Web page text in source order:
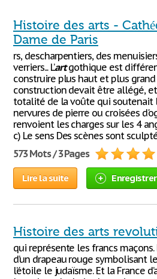
Histoire des arts -
Dame de Paris
rs, descharpentiers, des
verriers... L’artgothique est
construire plus haut et plus
construction devait être allégé,
totalité de la voûte qui soutenait
nervures de pierre ou croisées
renvoient les charges sur les 4
c) Le sens Des scènes sont
573 Mots / 3 Pages
Lire la suite Enregistrer
Histoire des arts
qui représente les francs
d’un drapeau rouge symbolisant
l’étoile le judaïsme. Et la France